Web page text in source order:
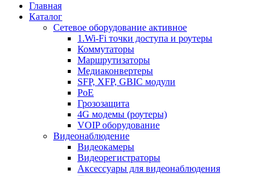
Главная
Каталог
Сетевое оборудование активное
1.Wi-Fi точки доступа и роутеры
Коммутаторы
Маршрутизаторы
Медиаконвертеры
SFP, XFP, GBIC модули
PoE
Грозозащита
4G модемы (роутеры)
VOIP оборудование
Видеонаблюдение
Видеокамеры
Видеорегистраторы
Аксессуары для видеонаблюдения